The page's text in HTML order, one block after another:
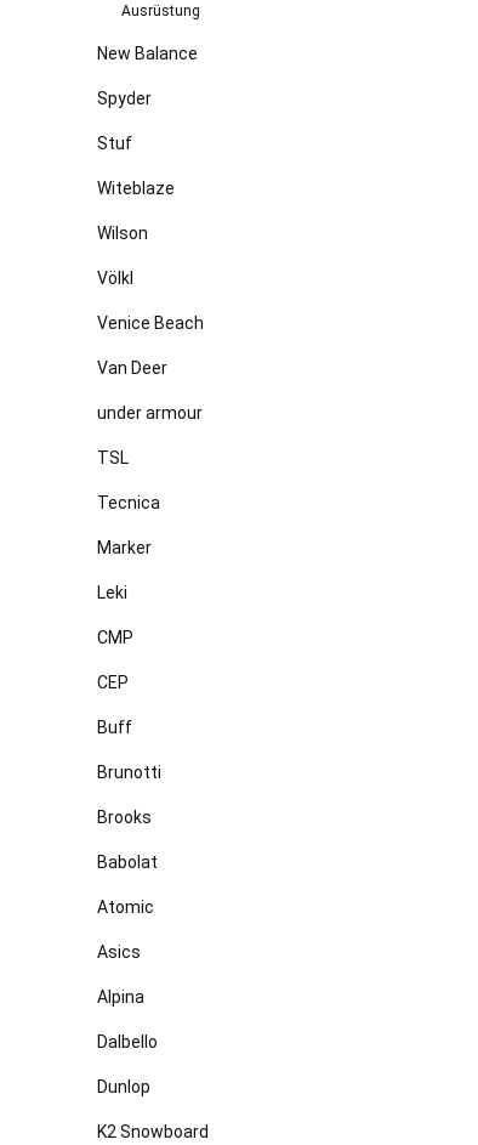
Ausrüstung
New Balance
Spyder
Stuf
Witeblaze
Wilson
Völkl
Venice Beach
Van Deer
under armour
TSL
Tecnica
Marker
Leki
CMP
CEP
Buff
Brunotti
Brooks
Babolat
Atomic
Asics
Alpina
Dalbello
Dunlop
K2 Snowboard